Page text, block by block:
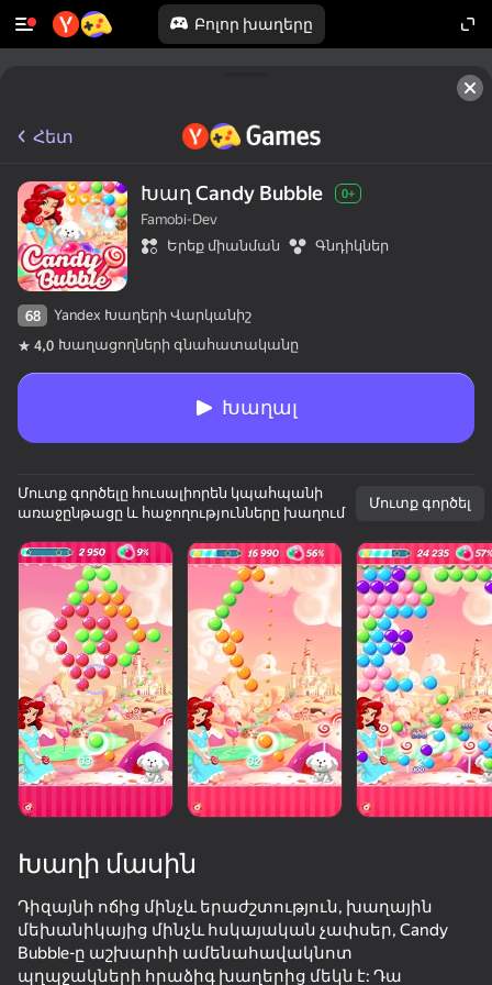
Բոլոր խաղերը
I Am Security
39
Twerk Race: Cross the bridge
35
82
Հետ
Խաղ Candy Bubble 0+
Famobi-Dev
Երեք միանման
Գնդիկներ
68
Yandex Խաղերի Վարկանիշ
4,0 Խաղացողների գնահատականը
Խաղալ
Մուտք գործելը հուսալիորեն կպահպանի
առաջընթացը և հաջողությունները խաղում
Մուտք գործել
Խաղի մասին
Դիզայնի ոճից մինչև երաժշտություն, խաղային
մեխանիկայից մինչև հսկայական չափսեր, Candy
Bubble-ը աշխարհի ամենահավակնոտ
պղպջակների հրաձիգ խաղերից մեկն է: Դա